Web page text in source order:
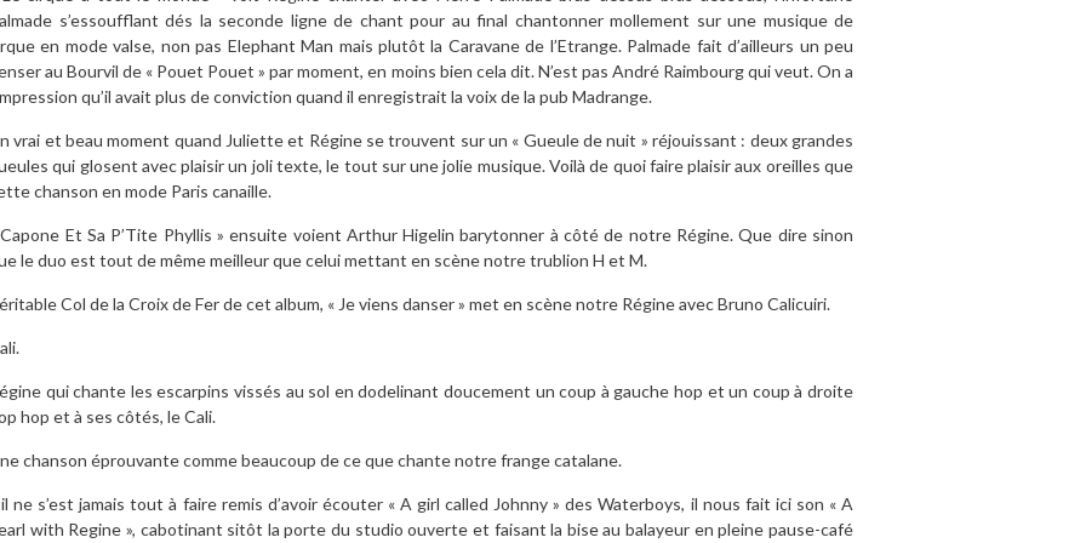
s’essoufflant dés la seconde ligne de chant pour au final chantonner mollement sur une musique de
en mode valse, non pas Elephant Man mais plutôt la Caravane de l’Etrange. Palmade fait d’ailleurs un peu
au Bourvil de « Pouet Pouet » par moment, en moins bien cela dit. N’est pas André Raimbourg qui veut. On a
qu’il avait plus de conviction quand il enregistrait la voix de la pub Madrange.
vrai et beau moment quand Juliette et Régine se trouvent sur un « Gueule de nuit » réjouissant : deux grandes
qui glosent avec plaisir un joli texte, le tout sur une jolie musique. Voilà de quoi faire plaisir aux oreilles que
chanson en mode Paris canaille.
Capone Et Sa P’Tite Phyllis » ensuite voient Arthur Higelin barytonner à côté de notre Régine. Que dire sinon
le duo est tout de même meilleur que celui mettant en scène notre trublion H et M.
Col de la Croix de Fer de cet album, « Je viens danser » met en scène notre Régine avec Bruno Calicuiri.
qui chante les escarpins vissés au sol en dodelinant doucement un coup à gauche hop et un coup à droite
hop et à ses côtés, le Cali.
chanson éprouvante comme beaucoup de ce que chante notre frange catalane.
ne s’est jamais tout à faire remis d’avoir écouter « A girl called Johnny » des Waterboys, il nous fait ici son « A
with Regine », cabotinant sitôt la porte du studio ouverte et faisant la bise au balayeur en pleine pause-café